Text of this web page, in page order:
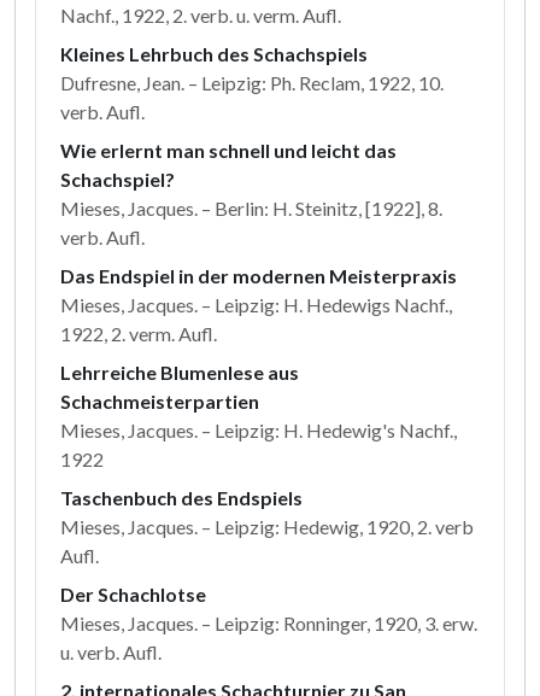
Nachf., 1922, 2. verb. u. verm. Aufl.
Kleines Lehrbuch des Schachspiels
Dufresne, Jean. – Leipzig: Ph. Reclam, 1922, 10.
verb. Aufl.
Wie erlernt man schnell und leicht das
Schachspiel?
Mieses, Jacques. – Berlin: H. Steinitz, [1922], 8.
verb. Aufl.
Das Endspiel in der modernen Meisterpraxis
Mieses, Jacques. – Leipzig: H. Hedewigs Nachf.,
1922, 2. verm. Aufl.
Lehrreiche Blumenlese aus
Schachmeisterpartien
Mieses, Jacques. – Leipzig: H. Hedewig's Nachf.,
1922
Taschenbuch des Endspiels
Mieses, Jacques. – Leipzig: Hedewig, 1920, 2. verb
Aufl.
Der Schachlotse
Mieses, Jacques. – Leipzig: Ronninger, 1920, 3. erw.
u. verb. Aufl.
2. internationales Schachturnier zu San